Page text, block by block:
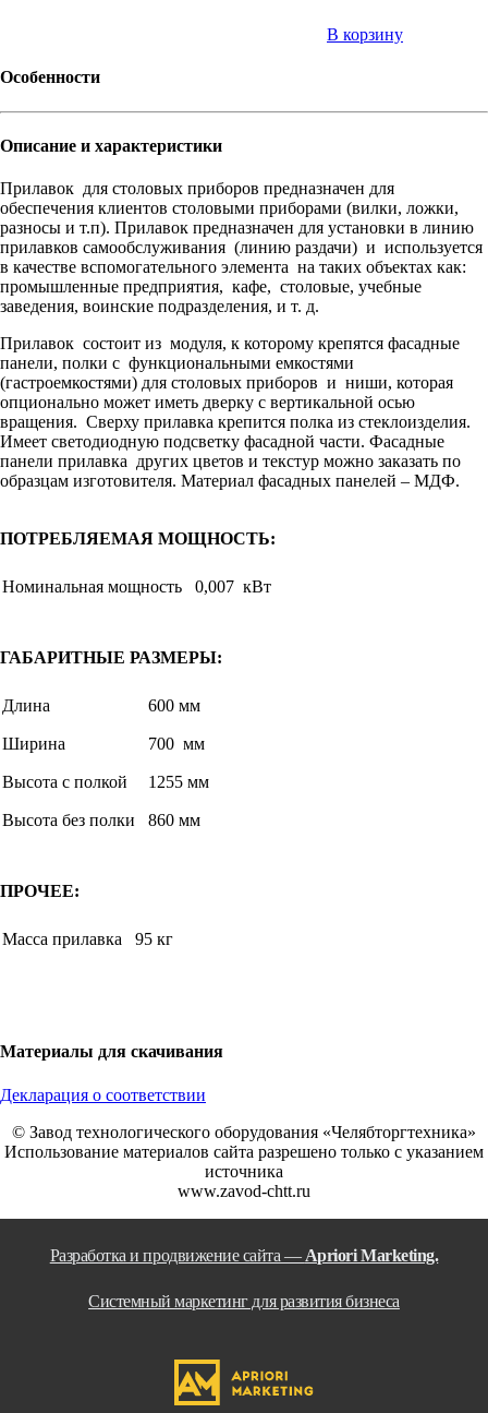
В корзину
Особенности
Описание и характеристики
Прилавок для столовых приборов предназначен для
обеспечения клиентов столовыми приборами (вилки, ложки,
разносы и т.п). Прилавок предназначен для установки в линию
прилавков самообслуживания (линию раздачи) и используется
в качестве вспомогательного элемента на таких объектах как:
промышленные предприятия, кафе, столовые, учебные
заведения, воинские подразделения, и т. д.
Прилавок состоит из модуля, к которому крепятся фасадные
панели, полки с функциональными емкостями
(гастроемкостями) для столовых приборов и ниши, которая
опционально может иметь дверку с вертикальной осью
вращения. Сверху прилавка крепится полка из стеклоизделия.
Имеет светодиодную подсветку фасадной части. Фасадные
панели прилавка других цветов и текстур можно заказать по
образцам изготовителя. Материал фасадных панелей – МДФ.
ПОТРЕБЛЯЕМАЯ МОЩНОСТЬ:
Номинальная мощность 0,007 кВт
ГАБАРИТНЫЕ РАЗМЕРЫ:
Длина 600 мм
Ширина 700 мм
Высота с полкой 1255 мм
Высота без полки 860 мм
ПРОЧЕЕ:
Масса прилавка 95 кг
Материалы для скачивания
Декларация о соответствии
© Завод технологического оборудования «Челябторгтехника»
Использование материалов сайта разрешено только с указанием
источника
www.zavod-chtt.ru
Разработка и продвижение сайта — Apriori Marketing.
Системный маркетинг для развития бизнеса